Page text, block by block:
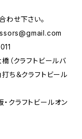
わせ下さい。
（クラフトビールバ
ち＆クラフトビール
クラフトビールオン